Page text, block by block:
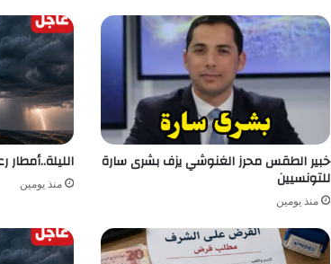
خبير الطقس محرز الغنوشي يزف بشرى سارة
للتونسيين
منذ يومين
منذ يومين